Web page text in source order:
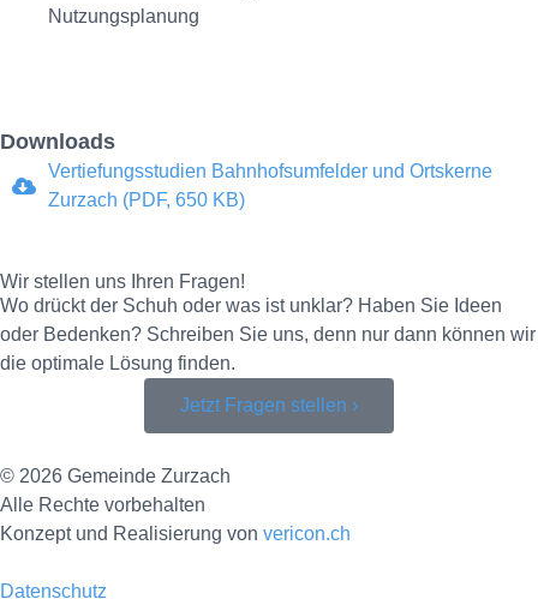
Nutzungsplanung
Downloads
Vertiefungsstudien Bahnhofsumfelder und Ortskerne
Zurzach (PDF, 650 KB)
Wir stellen uns Ihren Fragen!
Wo drückt der Schuh oder was ist unklar? Haben Sie Ideen
oder Bedenken? Schreiben Sie uns, denn nur dann können wir
die optimale Lösung finden.
Jetzt Fragen stellen ›
© 2026 Gemeinde Zurzach
Alle Rechte vorbehalten
Konzept und Realisierung von vericon.ch
Datenschutz